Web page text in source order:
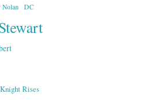
Nolan DC
Rises